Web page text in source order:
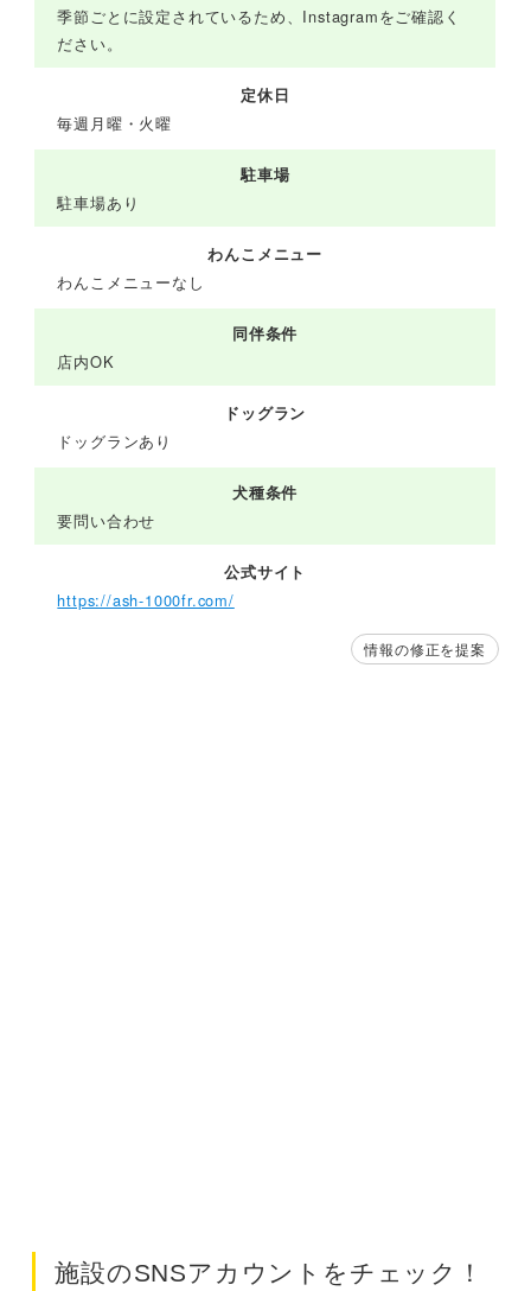
季節ごとに設定されているため、Instagramをご確認く
ださい。
定休日
毎週月曜・火曜
駐車場
駐車場あり
わんこメニュー
わんこメニューなし
同伴条件
店内OK
ドッグラン
ドッグランあり
犬種条件
要問い合わせ
公式サイト
https://ash-1000fr.com/
情報の修正を提案
施設のSNSアカウントをチェック！